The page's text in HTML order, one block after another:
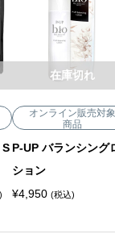
S
オンライン販売対象
商品
P-UP バランシング
ション
¥4,950 (税込)
在庫切れ